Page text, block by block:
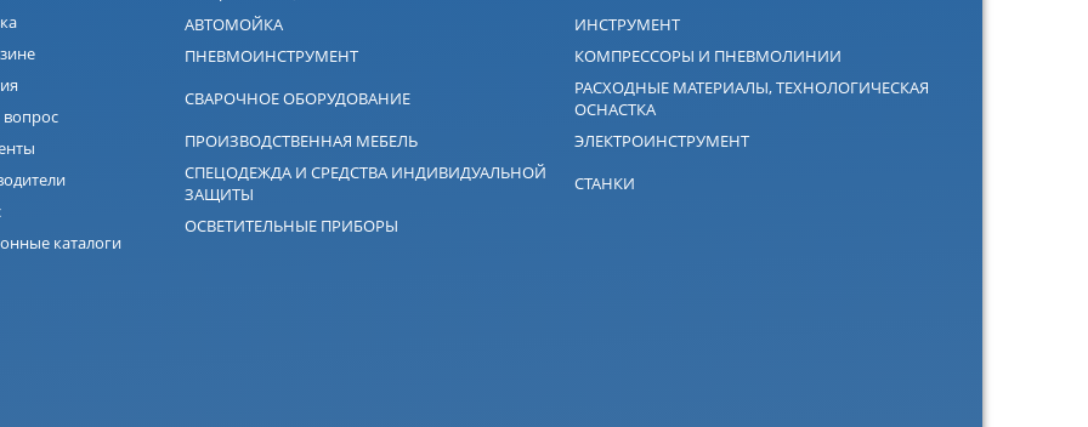
вопрос
каталоги
АВТОМОЙКА
ИНСТРУМЕНТ
ПНЕВМОИНСТРУМЕНТ
КОМПРЕССОРЫ И ПНЕВМОЛИНИИ
СВАРОЧНОЕ ОБОРУДОВАНИЕ
РАСХОДНЫЕ МАТЕРИАЛЫ, ТЕХНОЛОГИЧЕСКАЯ
ОСНАСТКА
ПРОИЗВОДСТВЕННАЯ МЕБЕЛЬ
ЭЛЕКТРОИНСТРУМЕНТ
СПЕЦОДЕЖДА И СРЕДСТВА ИНДИВИДУАЛЬНОЙ
ЗАЩИТЫ
СТАНКИ
ОСВЕТИТЕЛЬНЫЕ ПРИБОРЫ